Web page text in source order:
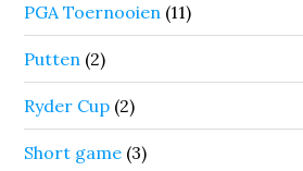
PGA Toernooien (11)
Putten (2)
Ryder Cup (2)
Short game (3)